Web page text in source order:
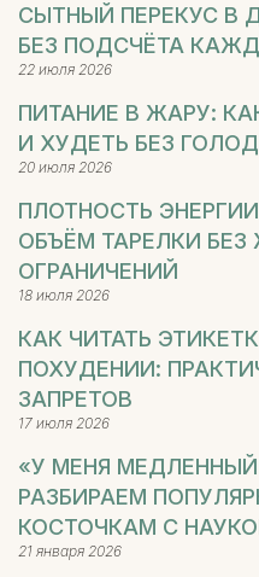
СЫТНЫЙ ПЕРЕКУС В
БЕЗ ПОДСЧЁТА
22 июля 2026
ПИТАНИЕ В ЖАРУ:
И ХУДЕТЬ БЕЗ
20 июля 2026
ПЛОТНОСТЬ
ОБЪЁМ ТАРЕЛКИ
ОГРАНИЧЕНИЙ
18 июля 2026
КАК ЧИТАТЬ
ПОХУДЕНИИ:
ЗАПРЕТОВ
17 июля 2026
«У МЕНЯ
РАЗБИРАЕМ
КОСТОЧКАМ С
21 января 2026